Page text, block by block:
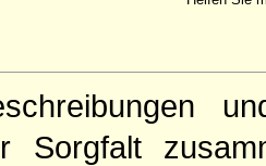
Sorgfalt